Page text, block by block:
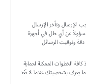
الإرسال وتأخر الإرسال
عن أي خلل في أجهزة
دقة وتوقيت الرسائل
الخطوات الممكنة لحماية
يعرف بشخصيتك عندما لا نَعُد